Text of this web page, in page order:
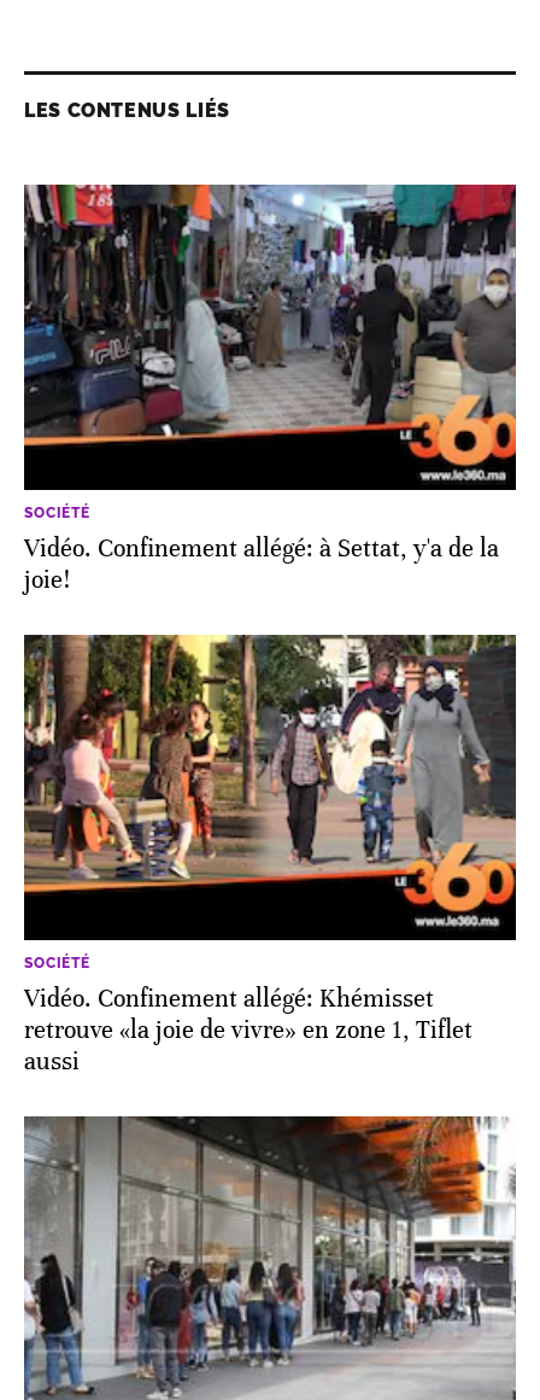
LES CONTENUS LIÉS
SOCIÉTÉ
Vidéo. Confinement allégé: à Settat, y'a de la
joie!
SOCIÉTÉ
Vidéo. Confinement allégé: Khémisset
retrouve «la joie de vivre» en zone 1, Tiflet
aussi